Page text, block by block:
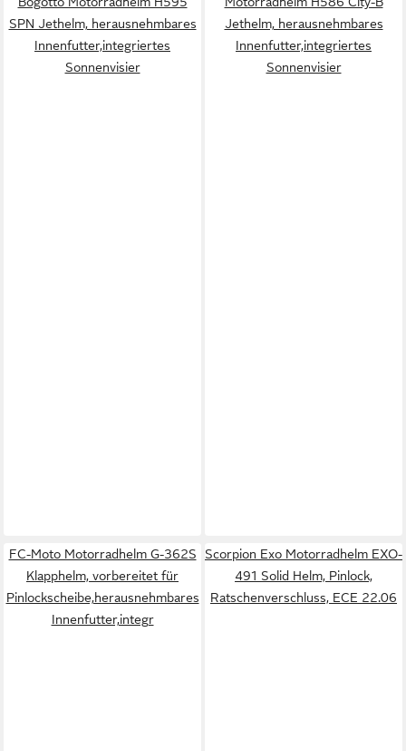
SPN Jethelm, herausnehmbares
Innenfutter,integriertes
Sonnenvisier
Jethelm, herausnehmbares
Innenfutter,integriertes
Sonnenvisier
FC-Moto Motorradhelm G-362S
Klapphelm, vorbereitet für
Pinlockscheibe,herausnehmbares
Innenfutter,integr
Scorpion Exo Motorradhelm EXO-
491 Solid Helm, Pinlock,
Ratschenverschluss, ECE 22.06